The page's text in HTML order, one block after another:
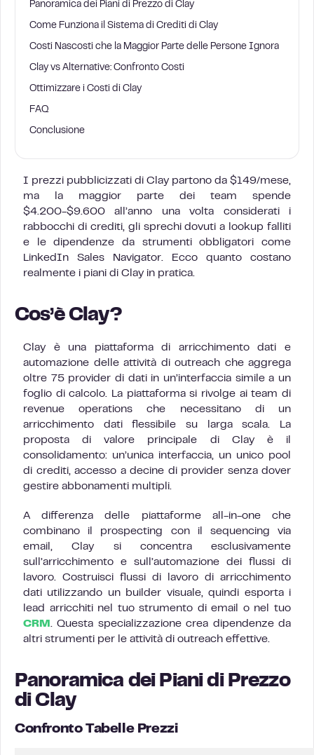
Panoramica dei Piani di Prezzo di Clay
Come Funziona il Sistema di Crediti di Clay
Costi Nascosti che la Maggior Parte delle Persone Ignora
Clay vs Alternative: Confronto Costi
Ottimizzare i Costi di Clay
FAQ
Conclusione
I prezzi pubblicizzati di Clay partono da $149/mese,
ma la maggior parte dei team spende
$4.200-$9.600 all’anno una volta considerati i
rabbocchi di crediti, gli sprechi dovuti a lookup falliti
e le dipendenze da strumenti obbligatori come
LinkedIn Sales Navigator. Ecco quanto costano
realmente i piani di Clay in pratica.
Cos’è Clay?
Clay è una piattaforma di arricchimento dati e
automazione delle attività di outreach che aggrega
oltre 75 provider di dati in un’interfaccia simile a un
foglio di calcolo. La piattaforma si rivolge ai team di
revenue operations che necessitano di un
arricchimento dati flessibile su larga scala. La
proposta di valore principale di Clay è il
consolidamento: un’unica interfaccia, un unico pool
di crediti, accesso a decine di provider senza dover
gestire abbonamenti multipli.
A differenza delle piattaforme all-in-one che
combinano il prospecting con il sequencing via
email, Clay si concentra esclusivamente
sull’arricchimento e sull’automazione dei flussi di
lavoro. Costruisci flussi di lavoro di arricchimento
dati utilizzando un builder visuale, quindi esporta i
lead arricchiti nel tuo strumento di email o nel tuo
CRM . Questa specializzazione crea dipendenze da
altri strumenti per le attività di outreach effettive.
Panoramica dei Piani di Prezzo
di Clay
Confronto Tabelle Prezzi